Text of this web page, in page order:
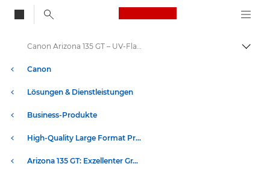
Canon Logo, back
Auf
Canon
Lösungen & Dienstleistungen
Business-Produkte
High-Quality Large Format Printers for CAD/GIS and Stunning Graphics
Arizona 135 GT: Exzellenter Grafikdruck
Canon Arizona 135 GT – UV-Flachbettdrucker: Technische Daten